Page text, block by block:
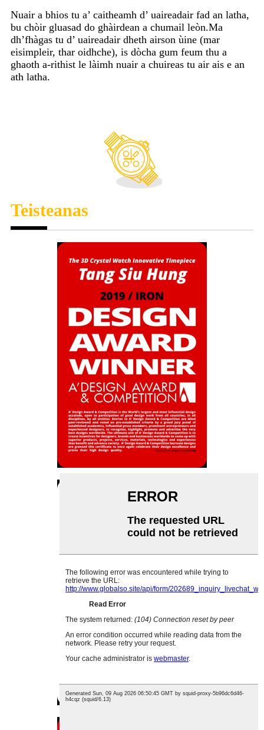
Nuair a bhios tu a’ caitheamh d’ uaireadair fad an latha,
bu chòir gluasad do ghàirdean a chumail leòn.Ma
dh’fhàgas tu d’ uaireadair dheth airson ùine (mar
eisimpleir, thar oidhche), is dòcha gum feum thu a
ghaoth a-rithist le làimh nuair a chuireas tu air ais e an
ath latha.
Teisteanas